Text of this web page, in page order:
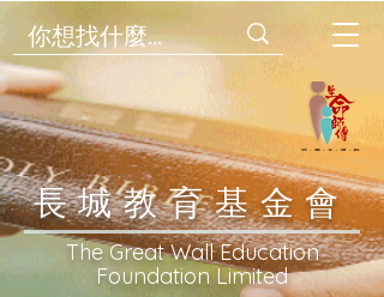
​長城教育基金會
​The Great Wall Education
Foundation Limited